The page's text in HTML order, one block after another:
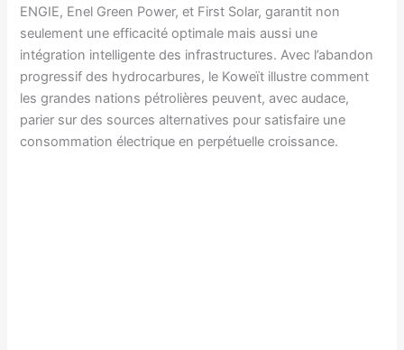
ENGIE, Enel Green Power, et First Solar, garantit non
seulement une efficacité optimale mais aussi une
intégration intelligente des infrastructures. Avec l’abandon
progressif des hydrocarbures, le Koweït illustre comment
les grandes nations pétrolières peuvent, avec audace,
parier sur des sources alternatives pour satisfaire une
consommation électrique en perpétuelle croissance.